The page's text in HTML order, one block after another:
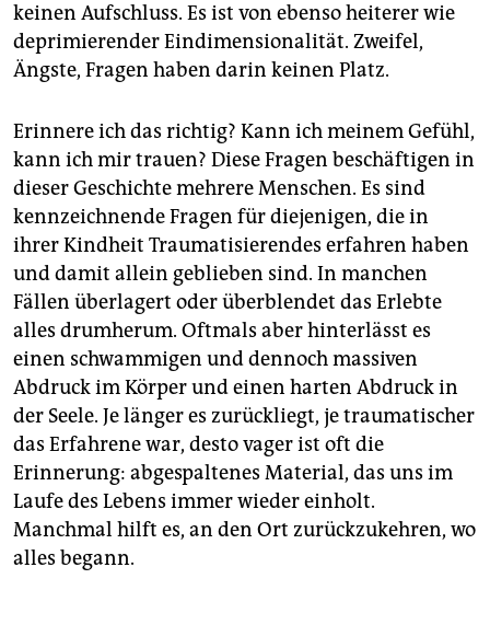
keinen Aufschluss. Es ist von ebenso heiterer wie
deprimierender Eindimensionalität. Zweifel,
Ängste, Fragen haben darin keinen Platz.
Erinnere ich das richtig? Kann ich meinem Gefühl,
kann ich mir trauen? Diese Fragen beschäftigen in
dieser Geschichte mehrere Menschen. Es sind
kennzeichnende Fragen für diejenigen, die in
ihrer Kindheit Traumatisierendes erfahren haben
und damit allein geblieben sind. In manchen
Fällen überlagert oder überblendet das Erlebte
alles drumherum. Oftmals aber hinterlässt es
einen schwammigen und dennoch massiven
Abdruck im Körper und einen harten Abdruck in
der Seele. Je länger es zurückliegt, je traumatischer
das Erfahrene war, desto vager ist oft die
Erinnerung: abgespaltenes Material, das uns im
Laufe des Lebens immer wieder einholt.
Manchmal hilft es, an den Ort zurückzukehren, wo
alles begann.